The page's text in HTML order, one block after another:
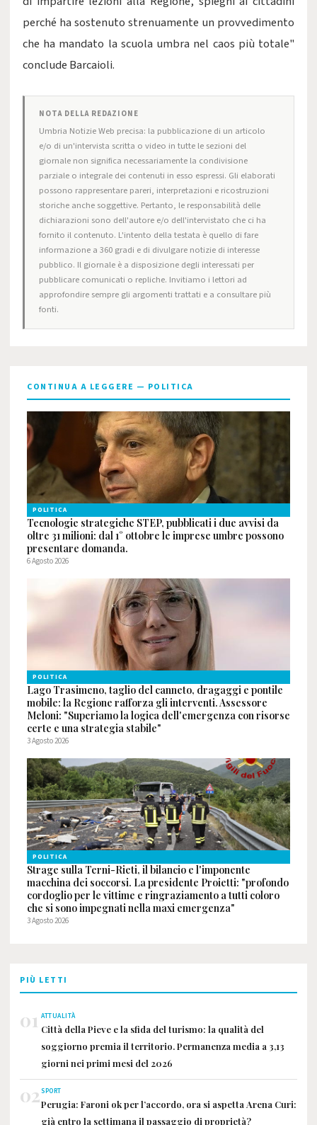
perché ha sostenuto strenuamente un provvedimento
che ha mandato la scuola umbra nel caos più totale"
conclude Barcaioli.
NOTA DELLA REDAZIONE
Umbria Notizie Web precisa: la pubblicazione di un articolo
e/o di un'intervista scritta o video in tutte le sezioni del
giornale non significa necessariamente la condivisione
parziale o integrale dei contenuti in esso espressi. Gli elaborati
possono rappresentare pareri, interpretazioni e ricostruzioni
storiche anche soggettive. Pertanto, le responsabilità delle
dichiarazioni sono dell'autore e/o dell'intervistato che ci ha
fornito il contenuto. L'intento della testata è quello di fare
informazione a 360 gradi e di divulgare notizie di interesse
pubblico. Il giornale è a disposizione degli interessati per
pubblicare comunicati o repliche. Invitiamo i lettori ad
approfondire sempre gli argomenti trattati e a consultare più
fonti.
CONTINUA A LEGGERE — POLITICA
POLITICA
Tecnologie strategiche STEP, pubblicati i due avvisi da
oltre 31 milioni: dal 1° ottobre le imprese umbre possono
presentare domanda.
6 Agosto 2026
POLITICA
Lago Trasimeno, taglio del canneto, dragaggi e pontile
mobile: la Regione rafforza gli interventi. Assessore
Meloni: "Superiamo la logica dell'emergenza con risorse
certe e una strategia stabile"
3 Agosto 2026
POLITICA
Strage sulla Terni-Rieti, il bilancio e l'imponente
macchina dei soccorsi. La presidente Proietti: "profondo
cordoglio per le vittime e ringraziamento a tutti coloro
che si sono impegnati nella maxi emergenza"
3 Agosto 2026
PIÙ LETTI
01 ATTUALITÀ
Città della Pieve e la sfida del turismo: la qualità del
soggiorno premia il territorio. Permanenza media a 3,13
giorni nei primi mesi del 2026
02SPORT
Perugia: Faroni ok per l’accordo, ora si aspetta Arena Curi:
già entro la settimana il passaggio di proprietà?